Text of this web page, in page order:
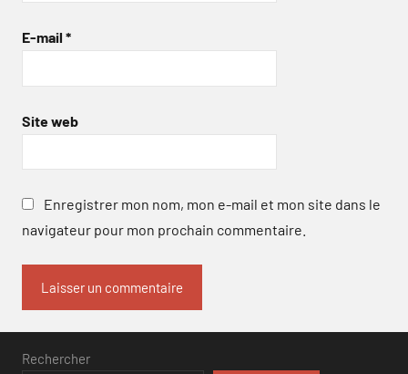
E-mail *
Site web
Enregistrer mon nom, mon e-mail et mon site dans le
navigateur pour mon prochain commentaire.
Rechercher